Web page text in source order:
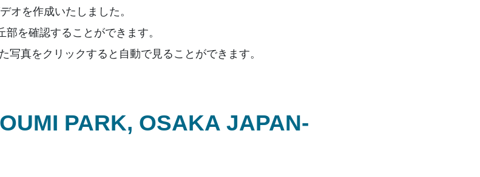
オを作成いたしました。
を確認することができます。
真をクリックすると自動で見ることができます。
PARK, OSAKA JAPAN-